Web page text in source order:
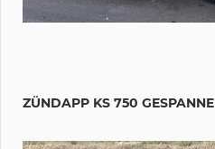
ZÜNDAPP KS 750 GESPANNE